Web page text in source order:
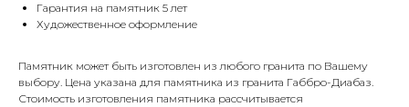
Гарантия на памятник 5 лет
Художественное оформление
Памятник может быть изготовлен из любого гранита по Вашему
выбору. Цена указана для памятника из гранита Габбро-Диабаз.
Стоимость изготовления памятника рассчитывается